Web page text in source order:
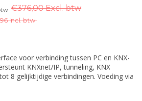
€376,00 Excl. btw
Incl. btw.
voor verbinding tussen PC en KNX-
KNXnet/IP, tunneling, KNX
8 gelijktijdige verbindingen. Voeding via